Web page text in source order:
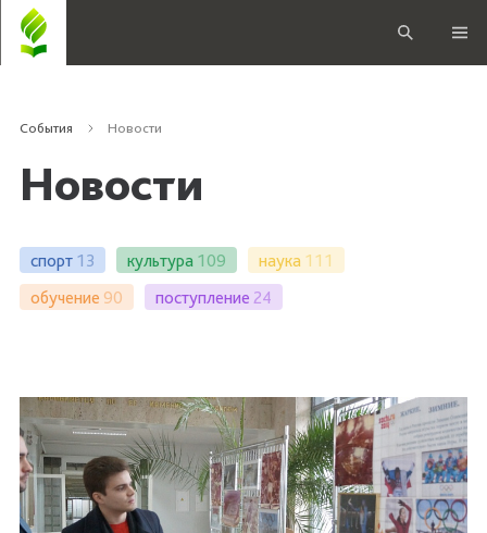
События Новости
Новости
спорт 13 культура 109 наука 111
обучение 90 поступление 24